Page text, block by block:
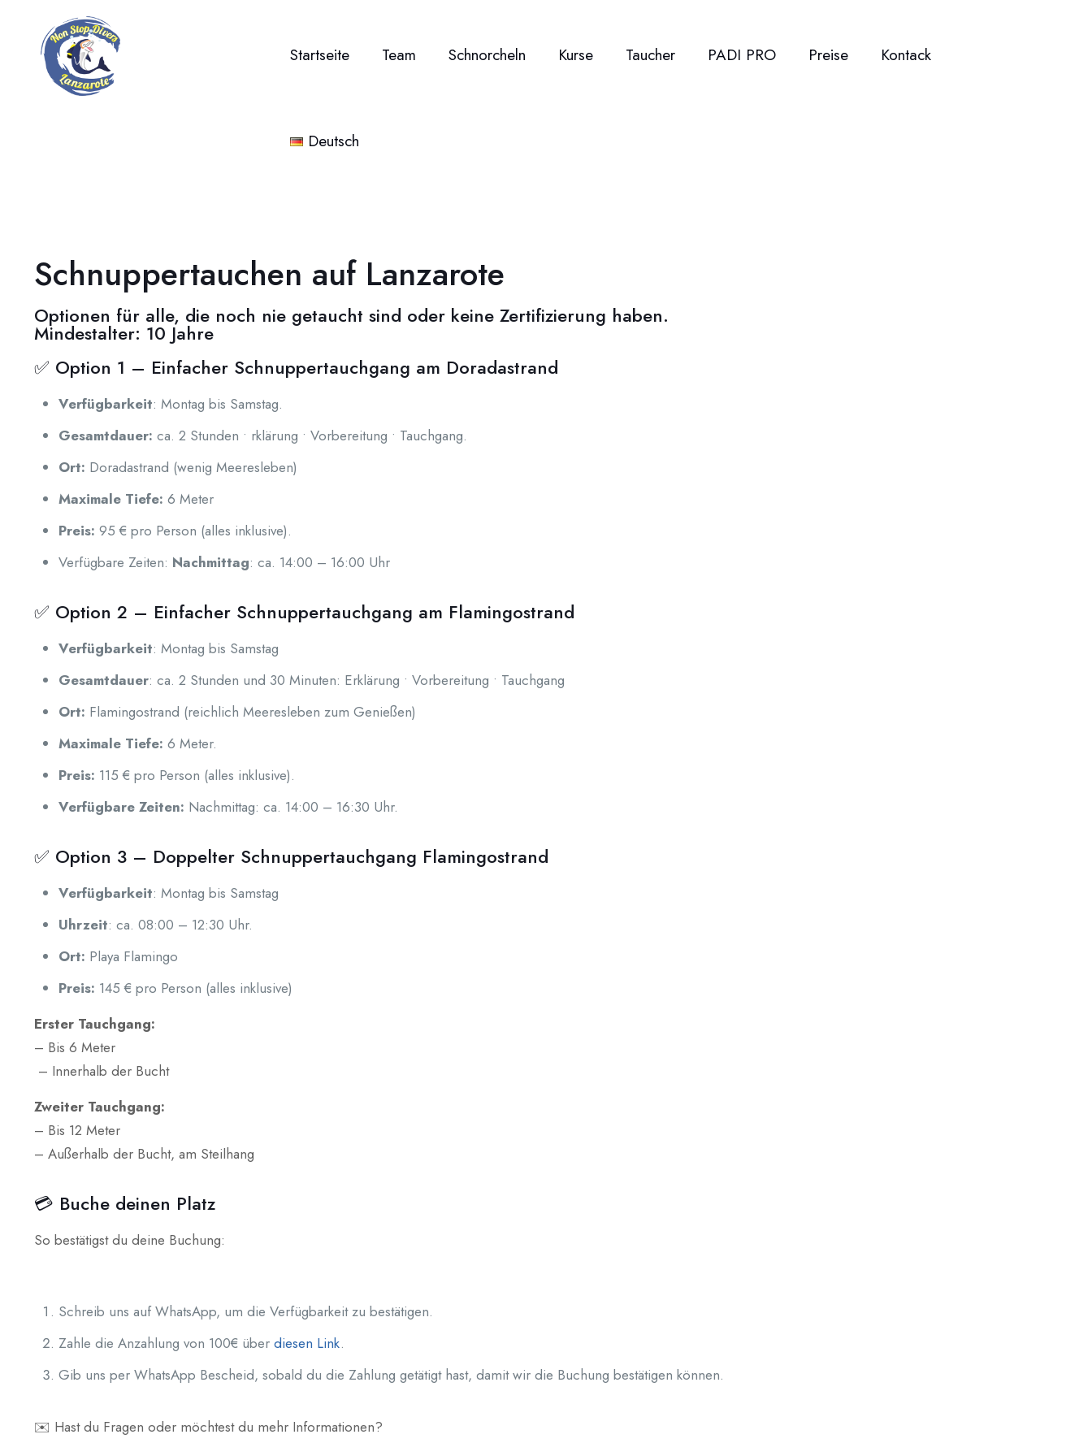
Startseite Team Schnorcheln Kurse Taucher PADI PRO Preise Kontack
Deutsch
Schnuppertauchen auf Lanzarote
Optionen für alle, die noch nie getaucht sind oder keine Zertifizierung haben.
Mindestalter: 10 Jahre
✅ Option 1 – Einfacher Schnuppertauchgang am Doradastrand
Verfügbarkeit: Montag bis Samstag.
Gesamtdauer: ca. 2 Stunden • rklärung • Vorbereitung • Tauchgang.
Ort: Doradastrand (wenig Meeresleben)
Maximale Tiefe: 6 Meter
Preis: 95 € pro Person (alles inklusive).
Verfügbare Zeiten: Nachmittag: ca. 14:00 – 16:00 Uhr
✅ Option 2 – Einfacher Schnuppertauchgang am Flamingostrand
Verfügbarkeit: Montag bis Samstag
Gesamtdauer: ca. 2 Stunden und 30 Minuten: Erklärung • Vorbereitung • Tauchgang
Ort: Flamingostrand (reichlich Meeresleben zum Genießen)
Maximale Tiefe: 6 Meter.
Preis: 115 € pro Person (alles inklusive).
Verfügbare Zeiten: Nachmittag: ca. 14:00 – 16:30 Uhr.
✅ Option 3 – Doppelter Schnuppertauchgang Flamingostrand
Verfügbarkeit: Montag bis Samstag
Uhrzeit: ca. 08:00 – 12:30 Uhr.
Ort: Playa Flamingo
Preis: 145 € pro Person (alles inklusive)
Erster Tauchgang:
– Bis 6 Meter
– Innerhalb der Bucht
Zweiter Tauchgang:
– Bis 12 Meter
– Außerhalb der Bucht, am Steilhang
💳 Buche deinen Platz
So bestätigst du deine Buchung:
Schreib uns auf WhatsApp, um die Verfügbarkeit zu bestätigen.
Zahle die Anzahlung von 100€ über diesen Link.
Gib uns per WhatsApp Bescheid, sobald du die Zahlung getätigt hast, damit wir die Buchung bestätigen können.
✉️ Hast du Fragen oder möchtest du mehr Informationen?